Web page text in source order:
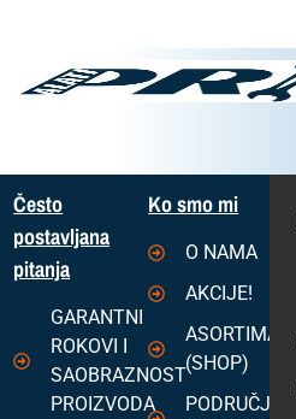
Često
postavljana
pitanja
GARANTNI
ROKOVI I
SAOBRAZNOST
PROIZVODA
Ko smo mi
O NAMA
AKCIJE!
ASORTIMAN
(SHOP)
PODRUČJA